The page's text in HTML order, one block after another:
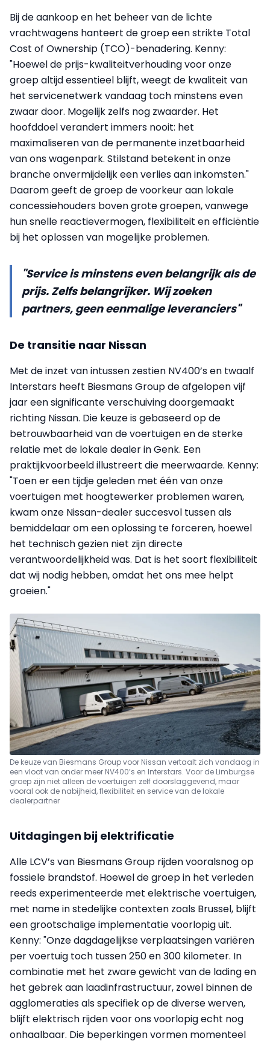
Bij de aankoop en het beheer van de lichte
vrachtwagens hanteert de groep een strikte Total
Cost of Ownership (TCO)-benadering. Kenny:
"Hoewel de prijs-kwaliteitverhouding voor onze
groep altijd essentieel blijft, weegt de kwaliteit van
het servicenetwerk vandaag toch minstens even
zwaar door. Mogelijk zelfs nog zwaarder. Het
hoofddoel verandert immers nooit: het
maximaliseren van de permanente inzetbaarheid
van ons wagenpark. Stilstand betekent in onze
branche onvermijdelijk een verlies aan inkomsten."
Daarom geeft de groep de voorkeur aan lokale
concessiehouders boven grote groepen, vanwege
hun snelle reactievermogen, flexibiliteit en efficiëntie
bij het oplossen van mogelijke problemen.
"Service is minstens even belangrijk als de
prijs. Zelfs belangrijker. Wij zoeken
partners, geen eenmalige leveranciers"
De transitie naar Nissan
Met de inzet van intussen zestien NV400’s en twaalf
Interstars heeft Biesmans Group de afgelopen vijf
jaar een significante verschuiving doorgemaakt
richting Nissan. Die keuze is gebaseerd op de
betrouwbaarheid van de voertuigen en de sterke
relatie met de lokale dealer in Genk. Een
praktijkvoorbeeld illustreert die meerwaarde. Kenny:
"Toen er een tijdje geleden met één van onze
voertuigen met hoogtewerker problemen waren,
kwam onze Nissan-dealer succesvol tussen als
bemiddelaar om een oplossing te forceren, hoewel
het technisch gezien niet zijn directe
verantwoordelijkheid was. Dat is het soort flexibiliteit
dat wij nodig hebben, omdat het ons mee helpt
groeien."
De keuze van Biesmans Group voor Nissan vertaalt zich vandaag in
een vloot van onder meer NV400’s en Interstars. Voor de Limburgse
groep zijn niet alleen de voertuigen zelf doorslaggevend, maar
vooral ook de nabijheid, flexibiliteit en service van de lokale
dealerpartner
Uitdagingen bij elektrificatie
Alle LCV’s van Biesmans Group rijden vooralsnog op
fossiele brandstof. Hoewel de groep in het verleden
reeds experimenteerde met elektrische voertuigen,
met name in stedelijke contexten zoals Brussel, blijft
een grootschalige implementatie voorlopig uit.
Kenny: "Onze dagdagelijkse verplaatsingen variëren
per voertuig toch tussen 250 en 300 kilometer. In
combinatie met het zware gewicht van de lading en
het gebrek aan laadinfrastructuur, zowel binnen de
agglomeraties als specifiek op de diverse werven,
blijft elektrisch rijden voor ons voorlopig echt nog
onhaalbaar. Die beperkingen vormen momenteel